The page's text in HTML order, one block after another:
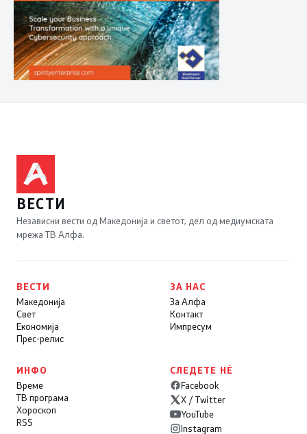
ВЕСТИ
Независни вести од Македонија и светот, дел од медиумската
мрежа ТВ Алфа.
ВЕСТИ
Македонија
Свет
Економија
Прес-релис
ЗА НАС
За Алфа
Контакт
Импресум
ИНФО
Време
ТВ програма
Хороскоп
RSS
СЛЕДЕТЕ НÉ
Facebook
X / Twitter
YouTube
Instagram